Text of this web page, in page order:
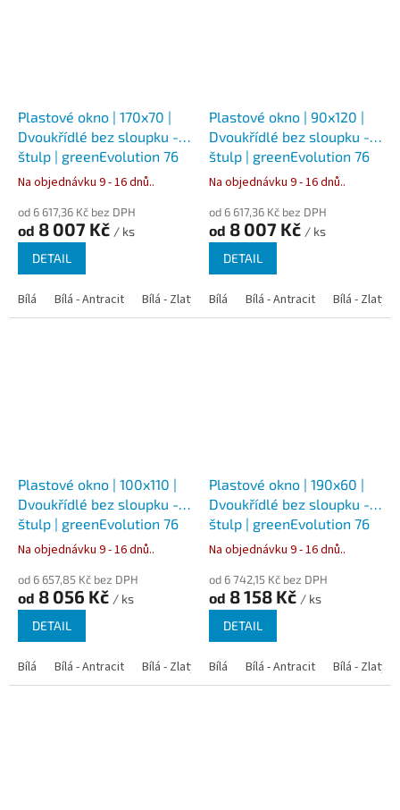
Plastové okno | 170x70 |
Dvoukřídlé bez sloupku -
štulp | greenEvolution 76
Na objednávku 9 - 16 dnů..
od 6 617,36 Kč bez DPH
od 8 007 Kč / ks
DETAIL
Bílá Bílá - Antracit Bílá - Zlatý dub Bílá - Tmavý dub Bílá -
Plastové okno | 90x120 |
Dvoukřídlé bez sloupku -
štulp | greenEvolution 76
Na objednávku 9 - 16 dnů..
od 6 617,36 Kč bez DPH
od 8 007 Kč / ks
DETAIL
Bílá Bílá - Antracit Bílá - Zlatý
Plastové okno | 100x110 |
Dvoukřídlé bez sloupku -
štulp | greenEvolution 76
Na objednávku 9 - 16 dnů..
od 6 657,85 Kč bez DPH
od 8 056 Kč / ks
DETAIL
Bílá Bílá - Antracit Bílá - Zlatý dub Bílá - Tmavý dub Bílá -
Plastové okno | 190x60 |
Dvoukřídlé bez sloupku -
štulp | greenEvolution 76
Na objednávku 9 - 16 dnů..
od 6 742,15 Kč bez DPH
od 8 158 Kč / ks
DETAIL
Bílá Bílá - Antracit Bílá - Zlatý